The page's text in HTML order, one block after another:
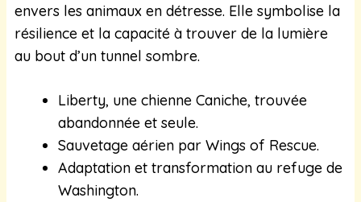
envers les animaux en détresse. Elle symbolise la
résilience et la capacité à trouver de la lumière
au bout d’un tunnel sombre.
Liberty, une chienne Caniche, trouvée
abandonnée et seule.
Sauvetage aérien par Wings of Rescue.
Adaptation et transformation au refuge de
Washington.